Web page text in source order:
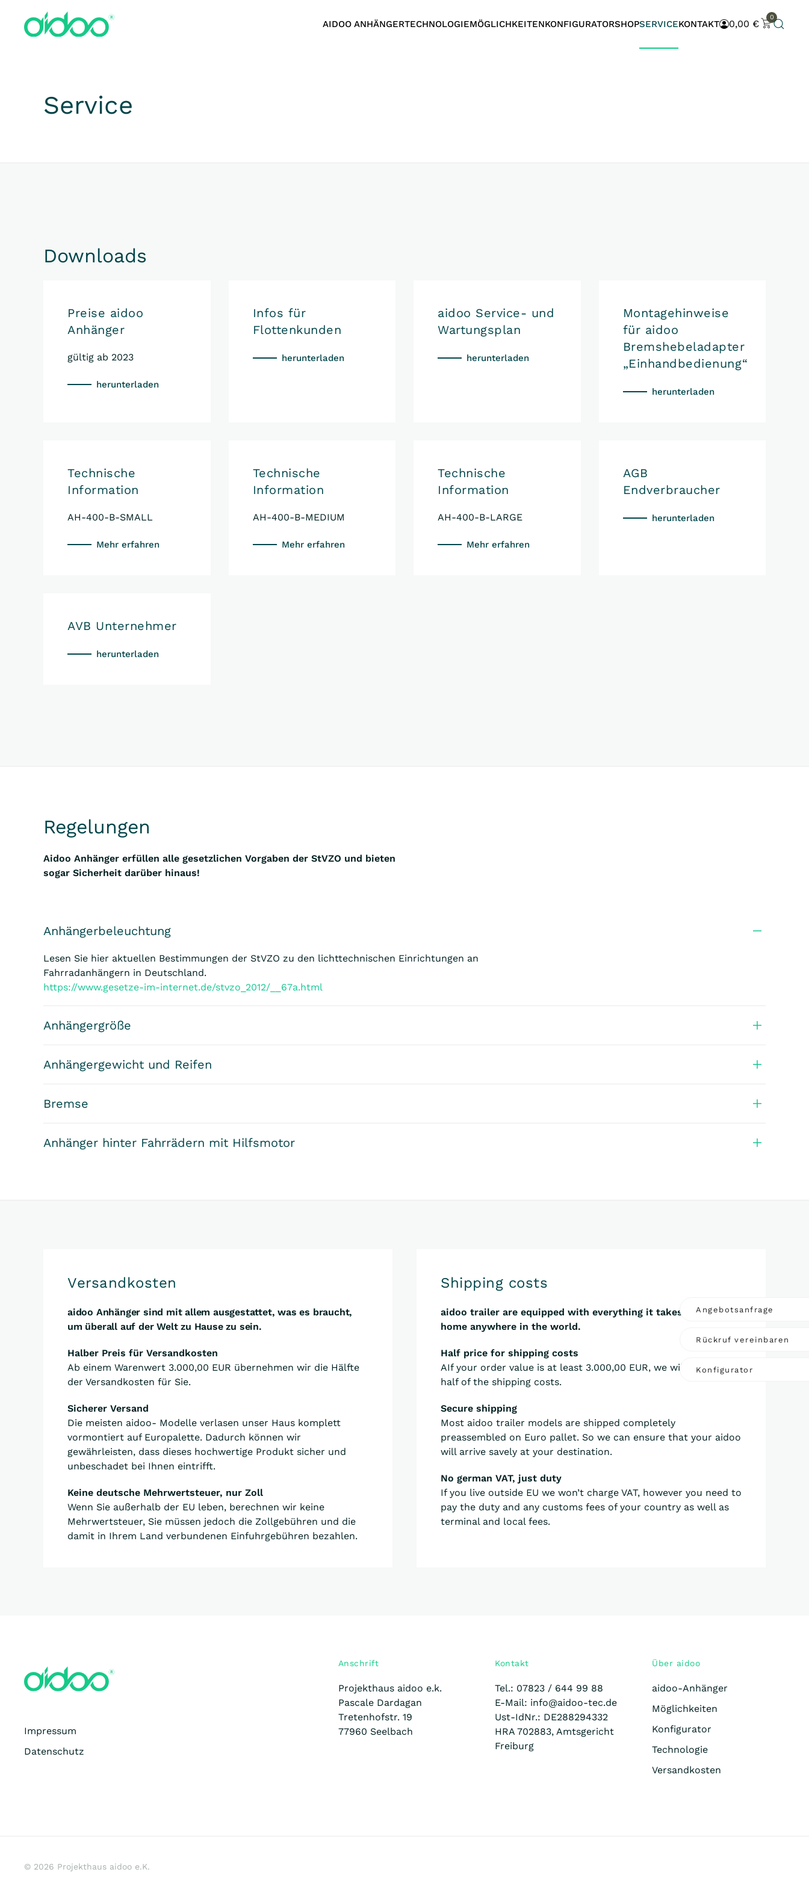
Zum Hauptinhalt springen
AIDOO ANHÄNGERTECHNOLOGIEMÖGLICHKEITENKONFIGURATORSHOPSERVICEKONTAKT 0,00 €
0
Service
Downloads
Preise aidoo
Anhänger
gültig ab 2023
herunterladen
Infos für
Flottenkunden
herunterladen
aidoo Service- und
Wartungsplan
herunterladen
Montagehinweise
für aidoo
Bremshebeladapter
„Einhandbedienung“
herunterladen
Technische
Information
AH-400-B-SMALL
Mehr erfahren
Technische
Information
AH-400-B-MEDIUM
Mehr erfahren
Technische
Information
AH-400-B-LARGE
Mehr erfahren
AGB
Endverbraucher
herunterladen
AVB Unternehmer
herunterladen
Regelungen
Aidoo Anhänger erfüllen alle gesetzlichen Vorgaben der StVZO und bieten
sogar Sicherheit darüber hinaus!
Anhängerbeleuchtung
Lesen Sie hier aktuellen Bestimmungen der StVZO zu den lichttechnischen Einrichtungen an
Fahrradanhängern in Deutschland.
https://www.gesetze-im-internet.de/stvzo_2012/__67a.html
Anhängergröße
Anhängergewicht und Reifen
Bremse
Anhänger hinter Fahrrädern mit Hilfsmotor
Versandkosten
aidoo Anhänger sind mit allem ausgestattet, was es braucht,
um überall auf der Welt zu Hause zu sein.
Halber Preis für Versandkosten
Ab einem Warenwert 3.000,00 EUR übernehmen wir die Hälfte
der Versandkosten für Sie.
Sicherer Versand
Die meisten aidoo- Modelle verlasen unser Haus komplett
vormontiert auf Europalette. Dadurch können wir
gewährleisten, dass dieses hochwertige Produkt sicher und
unbeschadet bei Ihnen eintrifft.
Keine deutsche Mehrwertsteuer, nur Zoll
Wenn Sie außerhalb der EU leben, berechnen wir keine
Mehrwertsteuer, Sie müssen jedoch die Zollgebühren und die
damit in Ihrem Land verbundenen Einfuhrgebühren bezahlen.
Shipping costs
aidoo trailer are equipped with everything it takes to be at
home anywhere in the world.
Half price for shipping costs
AIf your order value is at least 3.000,00 EUR, we will take on
half of the shipping costs.
Secure shipping
Most aidoo trailer models are shipped completely
preassembled on Euro pallet. So we can ensure that your aidoo
will arrive savely at your destination.
No german VAT, just duty
If you live outside EU we won’t charge VAT, however you need to
pay the duty and any customs fees of your country as well as
terminal and local fees.
Impressum
Datenschutz
Anschrift
Projekthaus aidoo e.k.
Pascale Dardagan
Tretenhofstr. 19
77960 Seelbach
Kontakt
Tel.: 07823 / 644 99 88
E-Mail: info@aidoo-tec.de
Ust-IdNr.: DE288294332
HRA 702883, Amtsgericht
Freiburg
Über aidoo
aidoo-Anhänger
Möglichkeiten
Konfigurator
Technologie
Versandkosten
© 2026 Projekthaus aidoo e.K.
Angebotsanfrage
Rückruf vereinbaren
Konfigurator